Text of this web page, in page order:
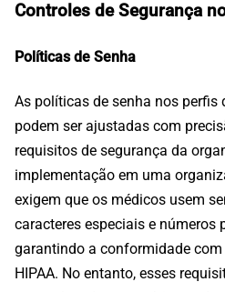
Controles de Segurança
Políticas de Senha
As políticas de senha nos perfis
podem ser ajustadas com
requisitos de segurança da
implementação em uma
exigem que os médicos usem
caracteres especiais e números
garantindo a conformidade
HIPAA. No entanto, esses